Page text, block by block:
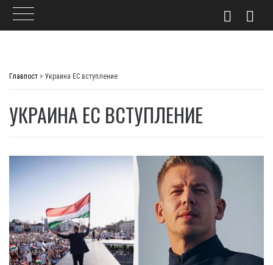
Главпост > Украина ЕС вступление
УКРАИНА ЕС ВСТУПЛЕНИЕ